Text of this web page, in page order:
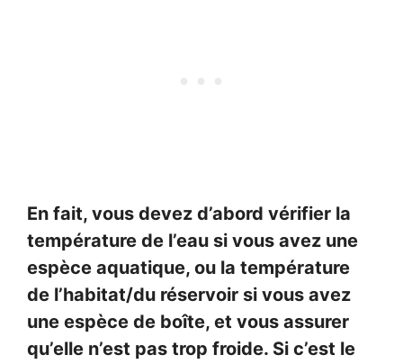
En fait, vous devez d’abord vérifier la
température de l’eau si vous avez une
espèce aquatique, ou la température
de l’habitat/du réservoir si vous avez
une espèce de boîte, et vous assurer
qu’elle n’est pas trop froide. Si c’est le